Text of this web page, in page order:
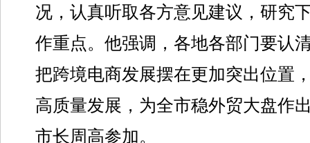
况，认真听取各方意见建议，研究
作重点。他强调，各地各部门要认
把跨境电商发展摆在更加突出位置
高质量发展，为全市稳外贸大盘作
市长周高参加。